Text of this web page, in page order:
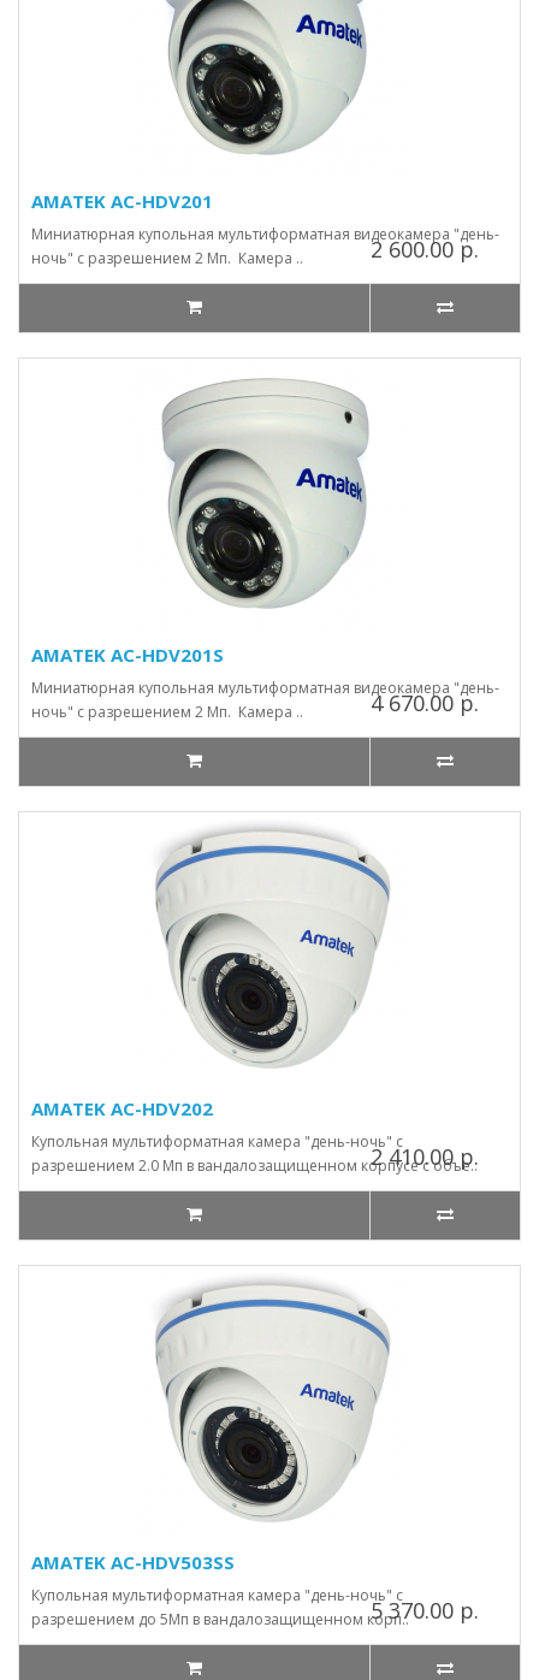
AMATEK AC-HDV201
Миниатюрная купольная мультиформатная видеокамера "день-
ночь" с разрешением 2 Мп. Камера ..
2 600.00 р.
AMATEK AC-HDV201S
Миниатюрная купольная мультиформатная видеокамера "день-
ночь" с разрешением 2 Мп. Камера ..
4 670.00 р.
AMATEK AC-HDV202
Купольная мультиформатная камера "день-ночь" с
разрешением 2.0 Мп в вандалозащищенном корпусе с объе..
2 410.00 р.
AMATEK AC-HDV503SS
Купольная мультиформатная камера "день-ночь" с
разрешением до 5Мп в вандалозащищенном корп..5 370.00 р.